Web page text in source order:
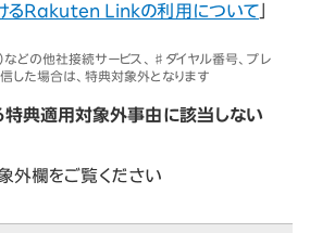
るRakuten Linkの利用について
どの他社接続サービス、♯ダイヤル番号、プレ
した場合は、特典対象外となります
特典適用対象外事由に該当しない
外欄をご覧ください